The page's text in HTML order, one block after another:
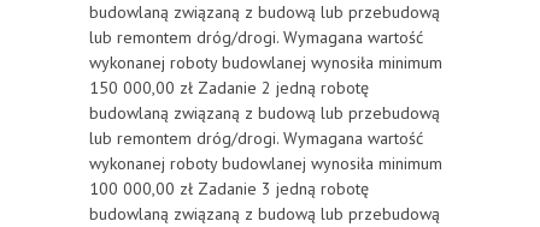
budowlaną związaną z budową lub przebudową
lub remontem dróg/drogi. Wymagana wartość
wykonanej roboty budowlanej wynosiła minimum
150 000,00 zł Zadanie 2 jedną robotę
budowlaną związaną z budową lub przebudową
lub remontem dróg/drogi. Wymagana wartość
wykonanej roboty budowlanej wynosiła minimum
100 000,00 zł Zadanie 3 jedną robotę
budowlaną związaną z budową lub przebudową